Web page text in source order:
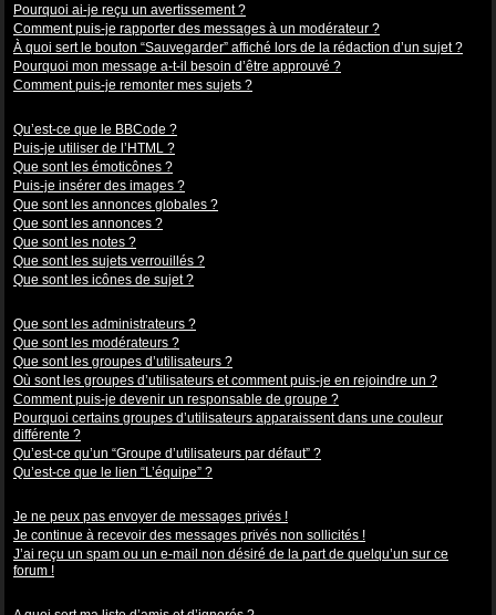
Pourquoi ai-je reçu un avertissement ?
Comment puis-je rapporter des messages à un modérateur ?
À quoi sert le bouton “Sauvegarder” affiché lors de la rédaction d’un sujet ?
Pourquoi mon message a-t-il besoin d’être approuvé ?
Comment puis-je remonter mes sujets ?
Qu’est-ce que le BBCode ?
Puis-je utiliser de l’HTML ?
Que sont les émoticônes ?
Puis-je insérer des images ?
Que sont les annonces globales ?
Que sont les annonces ?
Que sont les notes ?
Que sont les sujets verrouillés ?
Que sont les icônes de sujet ?
Que sont les administrateurs ?
Que sont les modérateurs ?
Que sont les groupes d’utilisateurs ?
Où sont les groupes d’utilisateurs et comment puis-je en rejoindre un ?
Comment puis-je devenir un responsable de groupe ?
Pourquoi certains groupes d’utilisateurs apparaissent dans une couleur
différente ?
Qu’est-ce qu’un “Groupe d’utilisateurs par défaut” ?
Qu’est-ce que le lien “L’équipe” ?
Je ne peux pas envoyer de messages privés !
Je continue à recevoir des messages privés non sollicités !
J’ai reçu un spam ou un e-mail non désiré de la part de quelqu’un sur ce
forum !